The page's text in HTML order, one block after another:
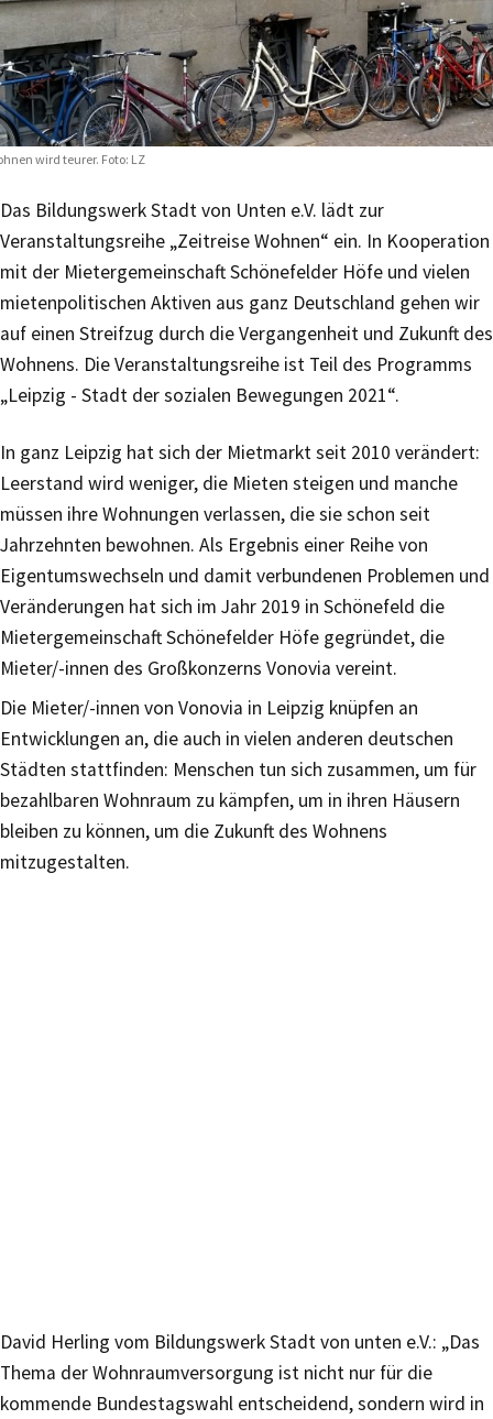
wird teurer. Foto: LZ
Das Bildungswerk Stadt von Unten e.V. lädt zur
Veranstaltungsreihe „Zeitreise Wohnen“ ein. In Kooperation
mit der Mietergemeinschaft Schönefelder Höfe und vielen
mietenpolitischen Aktiven aus ganz Deutschland gehen wir
auf einen Streifzug durch die Vergangenheit und Zukunft des
Wohnens. Die Veranstaltungsreihe ist Teil des Programms
„Leipzig - Stadt der sozialen Bewegungen 2021“.
In ganz Leipzig hat sich der Mietmarkt seit 2010 verändert:
Leerstand wird weniger, die Mieten steigen und manche
müssen ihre Wohnungen verlassen, die sie schon seit
Jahrzehnten bewohnen. Als Ergebnis einer Reihe von
Eigentumswechseln und damit verbundenen Problemen und
Veränderungen hat sich im Jahr 2019 in Schönefeld die
Mietergemeinschaft Schönefelder Höfe gegründet, die
Mieter/-innen des Großkonzerns Vonovia vereint.
Die Mieter/-innen von Vonovia in Leipzig knüpfen an
Entwicklungen an, die auch in vielen anderen deutschen
Städten stattfinden: Menschen tun sich zusammen, um für
bezahlbaren Wohnraum zu kämpfen, um in ihren Häusern
bleiben zu können, um die Zukunft des Wohnens
mitzugestalten.
David Herling vom Bildungswerk Stadt von unten e.V.: „Das
Thema der Wohnraumversorgung ist nicht nur für die
kommende Bundestagswahl entscheidend, sondern wird in